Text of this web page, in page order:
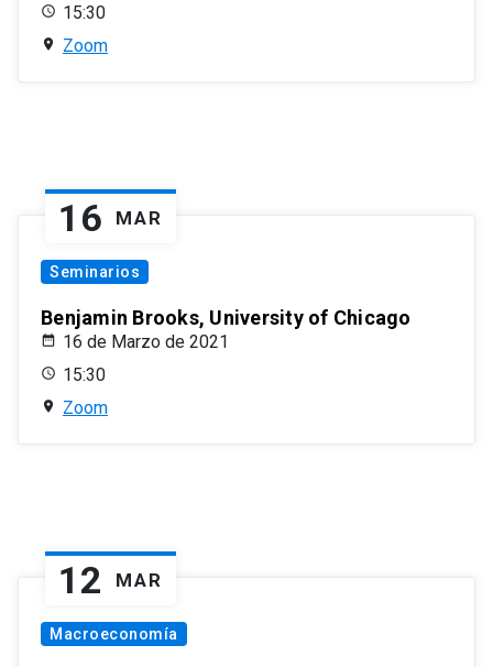
15:30
Zoom
16 MAR
Seminarios
Benjamin Brooks, University of Chicago
16 de Marzo de 2021
15:30
Zoom
12 MAR
Macroeconomía